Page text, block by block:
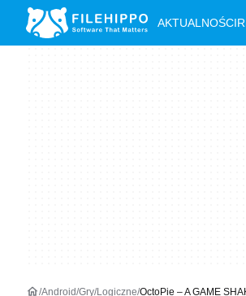
AKTUALNOŚCI
Android Gry Logiczne OctoPie – A GAME